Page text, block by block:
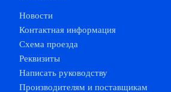
Новости
Контактная информация
Схема проезда
Реквизиты
Написать руководству
Производителям и поставщикам